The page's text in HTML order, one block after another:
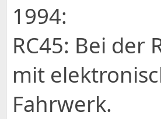
1994:
RC45: Bei der
mit
Fahrwerk.